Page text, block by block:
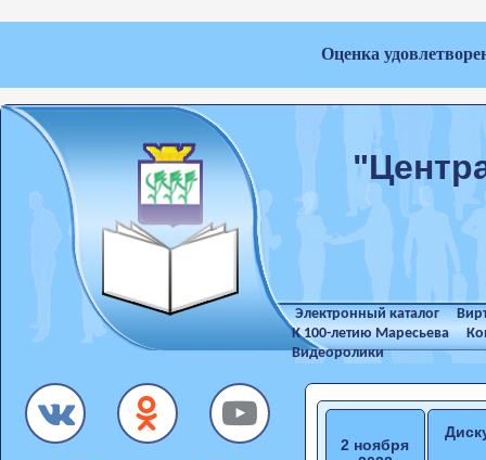
Оценка
Электронный каталог
К 100-летию Маресьева
Видеоролики
2 ноября